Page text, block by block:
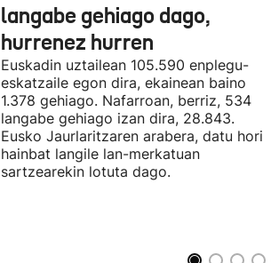
langabe gehiago dago,
hurrenez hurren
Euskadin uztailean 105.590 enplegu-
eskatzaile egon dira, ekainean baino
1.378 gehiago. Nafarroan, berriz, 534
langabe gehiago izan dira, 28.843.
Eusko Jaurlaritzaren arabera, datu hori
hainbat langile lan-merkatuan
sartzearekin lotuta dago.